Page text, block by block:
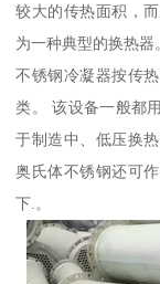
较大的传热面积，
为一种典型的换热器
不锈钢冷凝器按传
类。 该设备一般都
于制造中、低压换
奥氏体不锈钢还可
下.。